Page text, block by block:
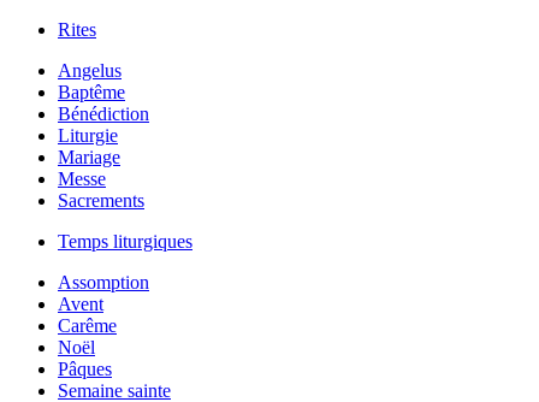
Rites
Angelus
Baptême
Bénédiction
Liturgie
Mariage
Messe
Sacrements
Temps liturgiques
Assomption
Avent
Carême
Noël
Pâques
Semaine sainte